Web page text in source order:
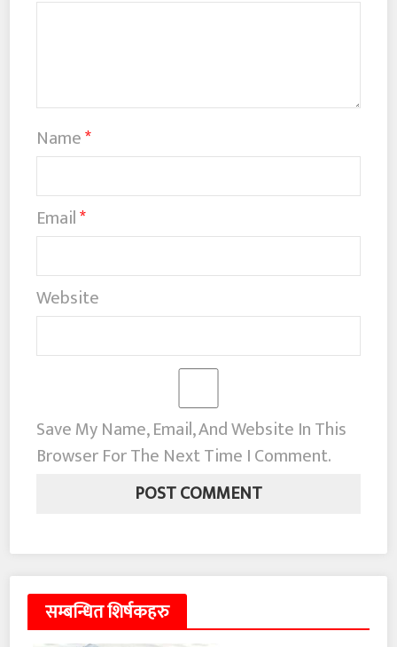
Name*
Email*
Website
Save My Name, Email, And Website In This
Browser For The Next Time I Comment.
सम्बन्धित शिर्षकहरु